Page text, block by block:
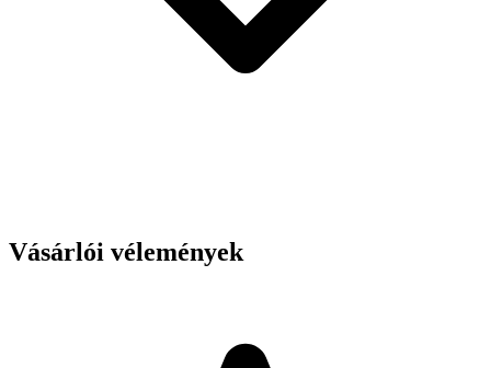
Vásárlói vélemények